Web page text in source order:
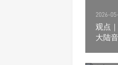
2026-
观点
大陆